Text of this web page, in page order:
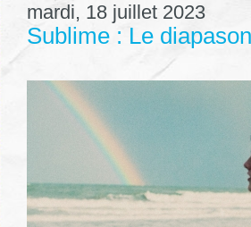
mardi, 18 juillet 2023
Sublime : Le